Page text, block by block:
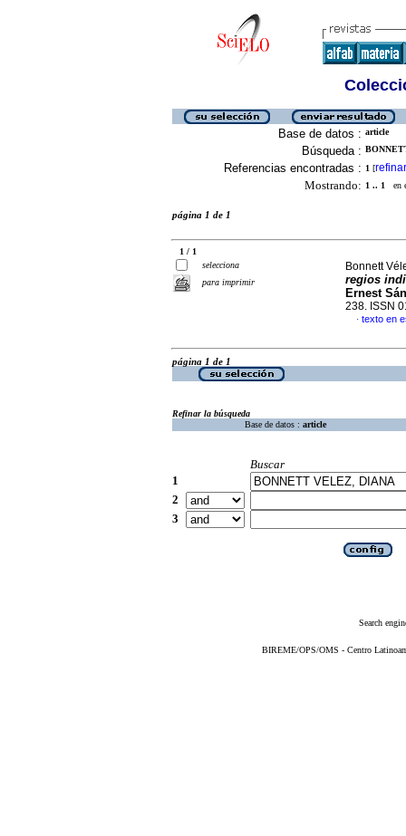
Base de datos : article
Búsqueda :
Referencias encontradas : 1 [refinar
Mostrando: 1 .. 1 en
página 1 de 1
1 / 1
selecciona
para imprimir
Bonnett
regios
Ernest
238. ISSN
· texto en
página 1 de 1
Refinar la búsqueda
Base de datos : article
Buscar
1
2
3
Search
BIREME/OPS/OMS - Centro